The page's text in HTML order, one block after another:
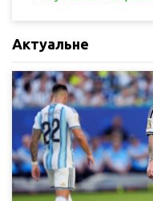
Актуальне